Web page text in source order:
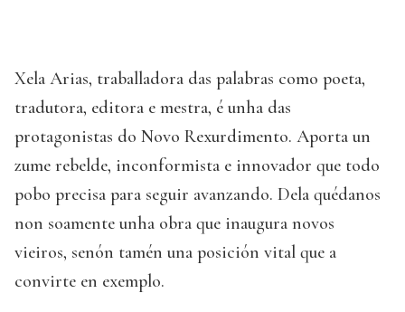
Xela Arias, traballadora das palabras como poeta,
tradutora, editora e mestra, é unha das
protagonistas do Novo Rexurdimento. Aporta un
zume rebelde, inconformista e innovador que todo
pobo precisa para seguir avanzando. Dela quédanos
non soamente unha obra que inaugura novos
vieiros, senón tamén una posición vital que a
convirte en exemplo.